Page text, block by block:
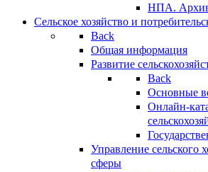
НПА.
Сельское хозяйство и
Back
Общая информация
Развитие
Back
Основные
Онлайн-
Управление сельского
сферы